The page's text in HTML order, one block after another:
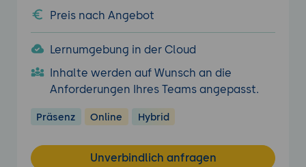
Preis nach Angebot
Lernumgebung in der Cloud
Inhalte werden auf Wunsch an die
Anforderungen Ihres Teams angepasst.
Präsenz Online Hybrid
Unverbindlich anfragen